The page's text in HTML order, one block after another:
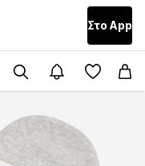
Στο Αpp